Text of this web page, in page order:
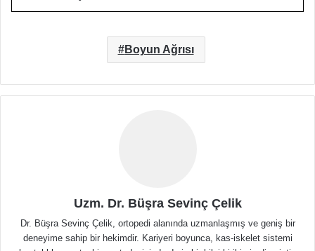
Boyun Ağrısı
Uzm. Dr. Büşra Sevinç Çelik
Dr. Büşra Sevinç Çelik, ortopedi alanında uzmanlaşmış ve geniş bir
deneyime sahip bir hekimdir. Kariyeri boyunca, kas-iskelet sistemi